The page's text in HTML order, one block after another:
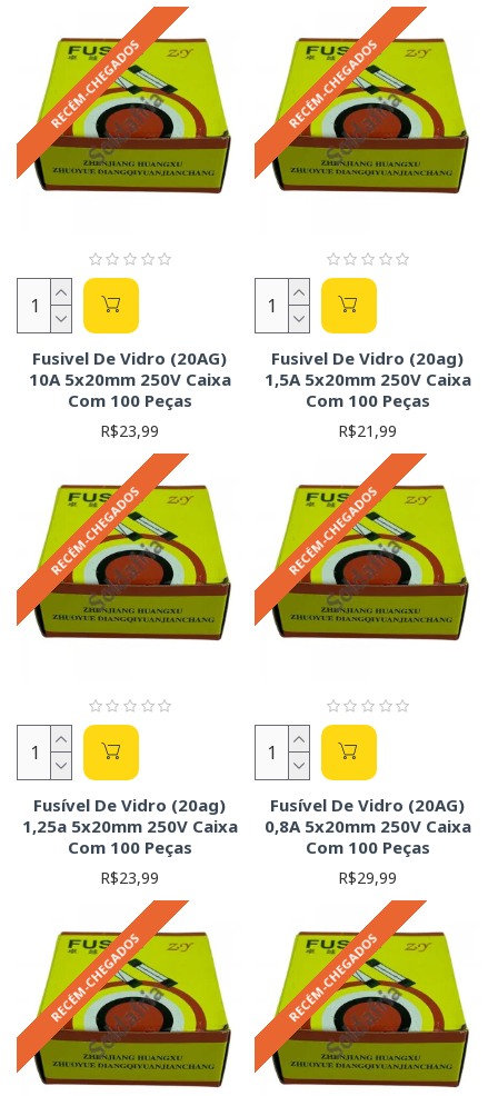
RECÉM-CHEGADOS
Fusivel De Vidro (20AG)
10A 5x20mm 250V Caixa
Com 100 Peças
R$23,99
RECÉM-CHEGADOS
Fusivel De Vidro (20ag)
1,5A 5x20mm 250V Caixa
Com 100 Peças
R$21,99
RECÉM-CHEGADOS
Fusível De Vidro (20ag)
1,25a 5x20mm 250V Caixa
Com 100 Peças
R$23,99
RECÉM-CHEGADOS
Fusível De Vidro (20AG)
0,8A 5x20mm 250V Caixa
Com 100 Peças
R$29,99
RECÉM-CHEGADOS RECÉM-CHEGADOS